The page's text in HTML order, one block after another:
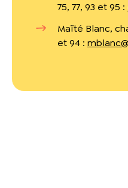
75, 77, 93 et 95 :
Maïté Blanc,
et 94 :